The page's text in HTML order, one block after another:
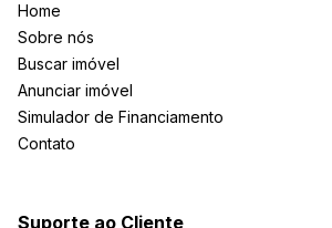
Home
Sobre nós
Buscar imóvel
Anunciar imóvel
Simulador de Financiamento
Contato
Suporte ao Cliente